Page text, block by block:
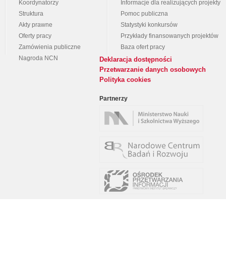
Koordynatorzy
Struktura
Akty prawne
Oferty pracy
Zamówienia publiczne
Nagroda NCN
Informacje dla realizujących projekty
Pomoc publiczna
Statystyki konkursów
Przykłady finansowanych projektów
Baza ofert pracy
Deklaracja dostępności
Przetwarzanie danych osobowych
Polityka cookies
Partnerzy